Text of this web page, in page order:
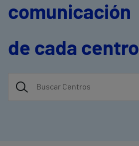
comunicación
de cada centro